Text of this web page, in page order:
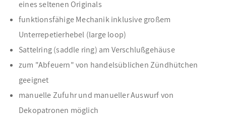
eines seltenen Originals
funktionsfähige Mechanik inklusive großem
Unterrepetierhebel (large loop)
Sattelring (saddle ring) am Verschlußgehäuse
zum "Abfeuern" von handelsüblichen Zündhütchen
geeignet
manuelle Zufuhr und manueller Auswurf von
Dekopatronen möglich